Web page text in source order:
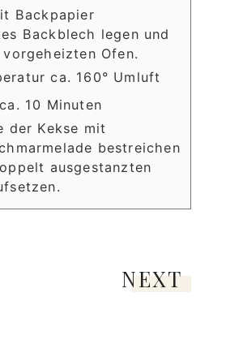
Backpapier
Backblech legen und
Ofen.
ca. 160° Umluft
10 Minuten
der Kekse mit
bestreichen
ausgestanzten
NEXT